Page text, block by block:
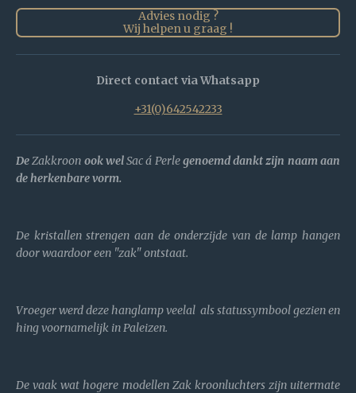
Advies nodig ?
Wij helpen u graag !
Direct contact via Whatsapp
+31(0)642542233
DeZakkroon ook welSac á Perlegenoemd dankt zijn naam aan
de herkenbare vorm.
De kristallen strengen aan de onderzijde van de lamp hangen
door waardoor een "zak" ontstaat.
Vroeger werd deze hanglamp veelal als statussymbool gezien en
hing voornamelijk in Paleizen.
De vaak wat hogere modellen Zak kroonluchters zijn uitermate